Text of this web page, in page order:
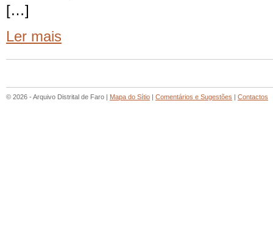
[…]
Ler mais
© 2026 - Arquivo Distrital de Faro | Mapa do Sítio | Comentários e Sugestões | Contactos